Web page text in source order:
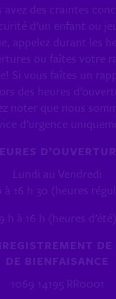
avez des craintes
d’un enfant ou
appelez durant les
ou faîtes votre
Si vous faîtes un
des heures
noter que nous
d’urgence
Lundi au Vendredi
à 16 h 30 (heures
9 h à 16 h (heures d’été)
DE
DE BIENFAISANCE
1069 14195 RR0001